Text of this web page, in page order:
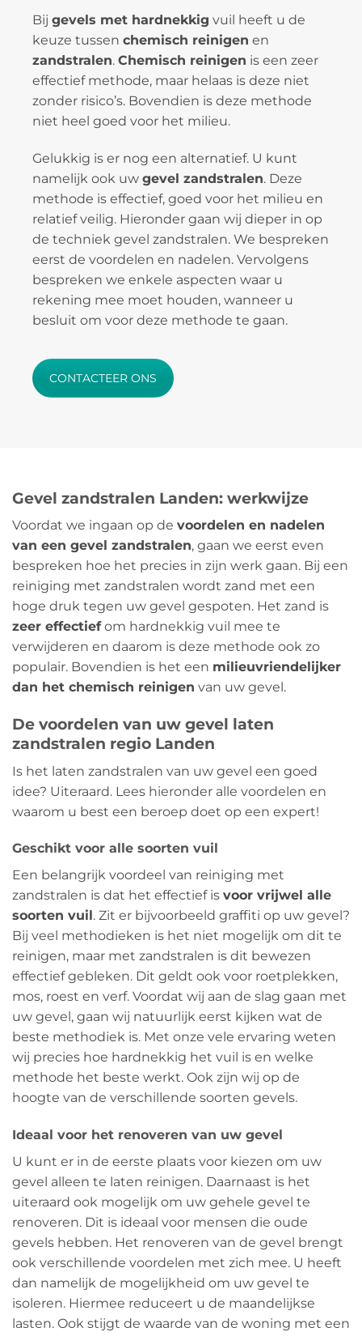
Bij gevels met hardnekkig vuil heeft u de
keuze tussen chemisch reinigen en
zandstralen. Chemisch reinigen is een zeer
effectief methode, maar helaas is deze niet
zonder risico’s. Bovendien is deze methode
niet heel goed voor het milieu.
Gelukkig is er nog een alternatief. U kunt
namelijk ook uw gevel zandstralen. Deze
methode is effectief, goed voor het milieu en
relatief veilig. Hieronder gaan wij dieper in op
de techniek gevel zandstralen. We bespreken
eerst de voordelen en nadelen. Vervolgens
bespreken we enkele aspecten waar u
rekening mee moet houden, wanneer u
besluit om voor deze methode te gaan.
CONTACTEER ONS
Gevel zandstralen Landen: werkwijze
Voordat we ingaan op de voordelen en nadelen
van een gevel zandstralen, gaan we eerst even
bespreken hoe het precies in zijn werk gaan. Bij een
reiniging met zandstralen wordt zand met een
hoge druk tegen uw gevel gespoten. Het zand is
zeer effectiefom hardnekkig vuil mee te
verwijderen en daarom is deze methode ook zo
populair. Bovendien is het een milieuvriendelijker
dan het chemisch reinigen van uw gevel.
De voordelen van uw gevel laten
zandstralen regio Landen
Is het laten zandstralen van uw gevel een goed
idee? Uiteraard. Lees hieronder alle voordelen en
waarom u best een beroep doet op een expert!
Geschikt voor alle soorten vuil
Een belangrijk voordeel van reiniging met
zandstralen is dat het effectief is voor vrijwel alle
soorten vuil . Zit er bijvoorbeeld graffiti op uw gevel?
Bij veel methodieken is het niet mogelijk om dit te
reinigen, maar met zandstralen is dit bewezen
effectief gebleken. Dit geldt ook voor roetplekken,
mos, roest en verf. Voordat wij aan de slag gaan met
uw gevel, gaan wij natuurlijk eerst kijken wat de
beste methodiek is. Met onze vele ervaring weten
wij precies hoe hardnekkig het vuil is en welke
methode het beste werkt. Ook zijn wij op de
hoogte van de verschillende soorten gevels.
Ideaal voor het renoveren van uw gevel
U kunt er in de eerste plaats voor kiezen om uw
gevel alleen te laten reinigen. Daarnaast is het
uiteraard ook mogelijk om uw gehele gevel te
renoveren. Dit is ideaal voor mensen die oude
gevels hebben. Het renoveren van de gevel brengt
ook verschillende voordelen met zich mee. U heeft
dan namelijk de mogelijkheid om uw gevel te
isoleren. Hiermee reduceert u de maandelijkse
lasten. Ook stijgt de waarde van de woning met een